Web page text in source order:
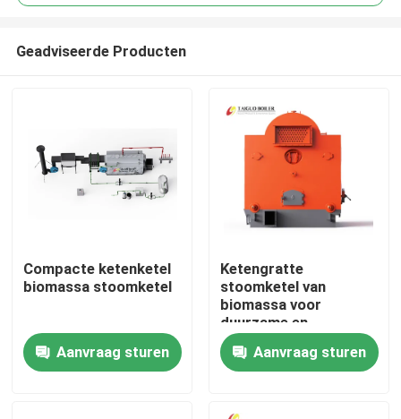
Video's
Geadviseerde Producten
Compacte ketenketel
biomassa stoomketel
Aanvraag sturen
Ketengratte
stoomketel van
biomassa voor
duurzame en
langdurige werking
Aanvraag sturen